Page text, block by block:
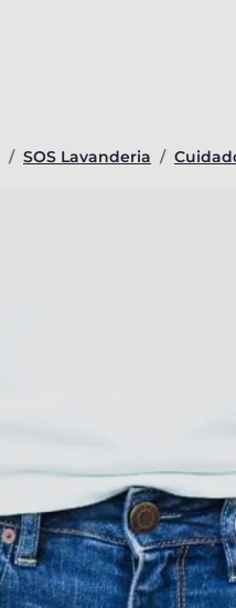
/ SOS Lavanderia /